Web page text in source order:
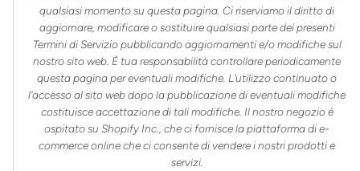
qualsiasi momento su questa pagina. Ci riserviamo il diritto di
aggiornare, modificare o sostituire qualsiasi parte dei presenti
Termini di Servizio pubblicando aggiornamenti e/o modifiche sul
nostro sito web. È tua responsabilità controllare periodicamente
questa pagina per eventuali modifiche. L'utilizzo continuato o
l'accesso al sito web dopo la pubblicazione di eventuali modifiche
costituisce accettazione di tali modifiche. Il nostro negozio è
ospitato su Shopify Inc., che ci fornisce la piattaforma di e-
commerce online che ci consente di vendere i nostri prodotti e
servizi.